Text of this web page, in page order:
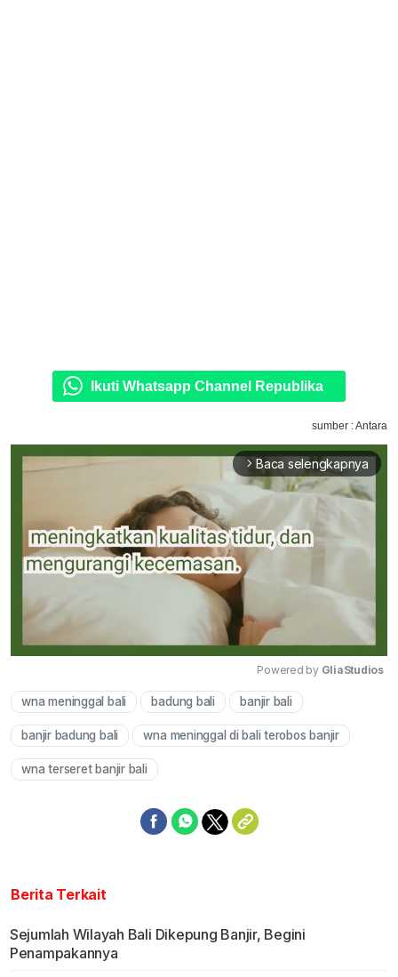
Ikuti Whatsapp Channel Republika
sumber : Antara
arrow_forward_ios Baca selengkapnya
Powered by GliaStudios
wna meninggal bali badung bali banjir bali
banjir badung bali wna meninggal di bali terobos banjir
wna terseret banjir bali
Berita Terkait
Sejumlah Wilayah Bali Dikepung Banjir, Begini
Penampakannya